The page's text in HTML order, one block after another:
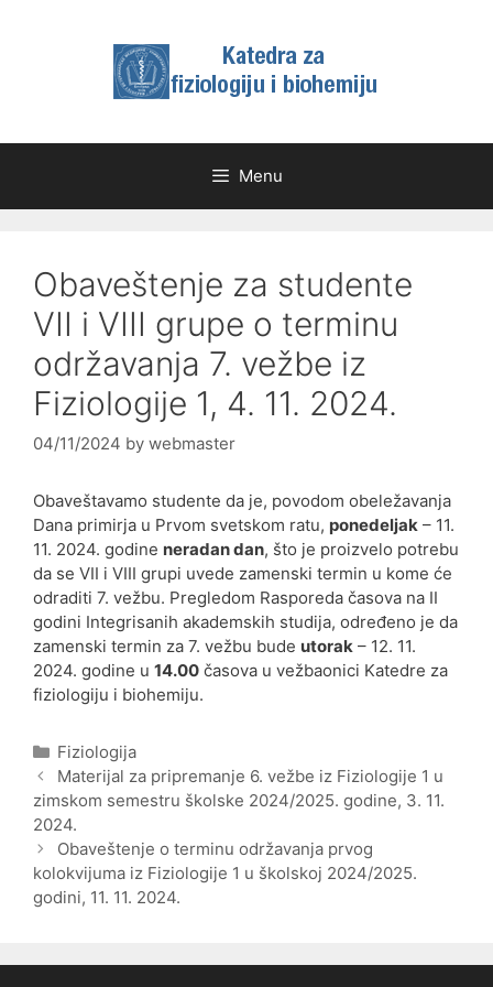
Menu
Obaveštenje za studente
VII i VIII grupe o terminu
održavanja 7. vežbe iz
Fiziologije 1, 4. 11. 2024.
04/11/2024 by webmaster
Obaveštavamo studente da je, povodom obeležavanja
Dana primirja u Prvom svetskom ratu, ponedeljak – 11.
11. 2024. godine neradan dan, što je proizvelo potrebu
da se VII i VIII grupi uvede zamenski termin u kome će
odraditi 7. vežbu. Pregledom Rasporeda časova na II
godini Integrisanih akademskih studija, određeno je da
zamenski termin za 7. vežbu bude utorak – 12. 11.
2024. godine u 14.00 časova u vežbaonici Katedre za
fiziologiju i biohemiju.
Categories
Fiziologija
Post
navigation
Materijal za pripremanje 6. vežbe iz Fiziologije 1 u
zimskom semestru školske 2024/2025. godine, 3. 11.
2024.
Obaveštenje o terminu održavanja prvog
kolokvijuma iz Fiziologije 1 u školskoj 2024/2025.
godini, 11. 11. 2024.